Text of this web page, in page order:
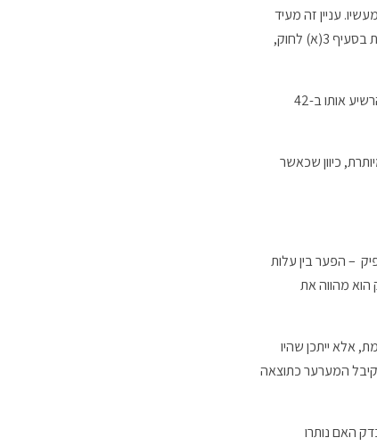
עניין זה מעיד
לטענתו על כך שהוא לא ביקש כלל להסתיר את הכספים האמורים מעיני הרשויות. משכך, בהיעדרה של כוונת ההסוואה הנדרשת בסעיף 3(א) לחוק,
בכתב האישום יוחסה למערער רק עבירה אחת של הלבנת הון, בהקשר לאישומים 1-72, ובית המשפט קמא שגה בכך שהרשיע אותו ב-42
כיוון שכאשר
– הפער בין עלות
הוא מהווה את
אלא ייתכן שהיו
המערער כתוצאה
האם נותרו